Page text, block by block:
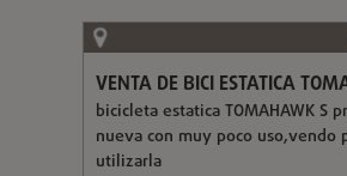
VENTA DE BICI ESTATICA
bicicleta estatica TOMAHAWK S
nueva con muy poco uso,vendo
utilizarla